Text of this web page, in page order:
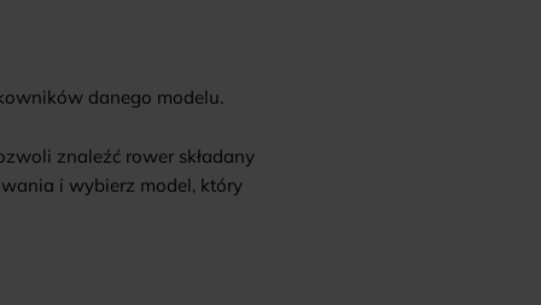
danego modelu.
znaleźć rower składany
i wybierz model, który